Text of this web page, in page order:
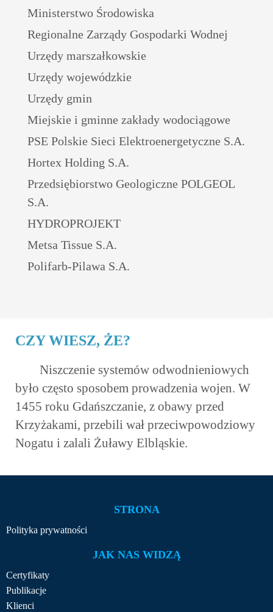
Ministerstwo Środowiska
Regionalne Zarządy Gospodarki Wodnej
Urzędy marszałkowskie
Urzędy wojewódzkie
Urzędy gmin
Miejskie i gminne zakłady wodociągowe
PSE Polskie Sieci Elektroenergetyczne S.A.
Hortex Holding S.A.
Przedsiębiorstwo Geologiczne POLGEOL
S.A.
HYDROPROJEKT
Metsa Tissue S.A.
Polifarb-Pilawa S.A.
CZY WIESZ, ŻE?
Niszczenie systemów odwodnieniowych
było często sposobem prowadzenia wojen. W
1455 roku Gdańszczanie, z obawy przed
Krzyżakami, przebili wał przeciwpowodziowy
Nogatu i zalali Żuławy Elbląskie.
STRONA
Polityka prywatności
JAK NAS WIDZĄ
Certyfikaty
Publikacje
Klienci